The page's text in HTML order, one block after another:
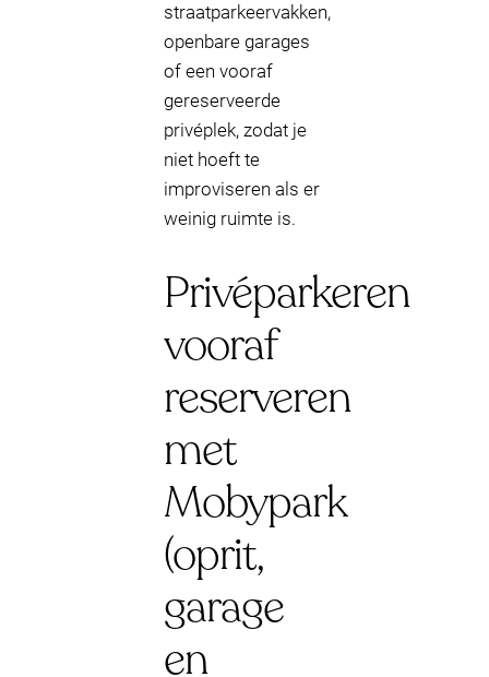
straatparkeervakken,
openbare garages
of een vooraf
gereserveerde
privéplek, zodat je
niet hoeft te
improviseren als er
weinig ruimte is.
Privéparkeren
vooraf
reserveren
met
Mobypark
(oprit,
garage
en